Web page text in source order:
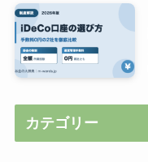
カテゴリー